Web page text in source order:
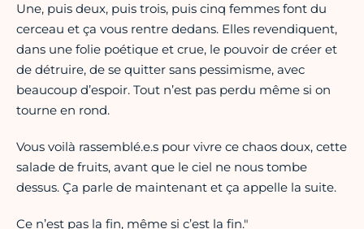
Une, puis deux, puis trois, puis cinq femmes font du
cerceau et ça vous rentre dedans. Elles revendiquent,
dans une folie poétique et crue, le pouvoir de créer et
de détruire, de se quitter sans pessimisme, avec
beaucoup d’espoir. Tout n’est pas perdu même si on
tourne en rond.
Vous voilà rassemblé.e.s pour vivre ce chaos doux, cette
salade de fruits, avant que le ciel ne nous tombe
dessus. Ça parle de maintenant et ça appelle la suite.
Ce n’est pas la fin, même si c’est la fin."